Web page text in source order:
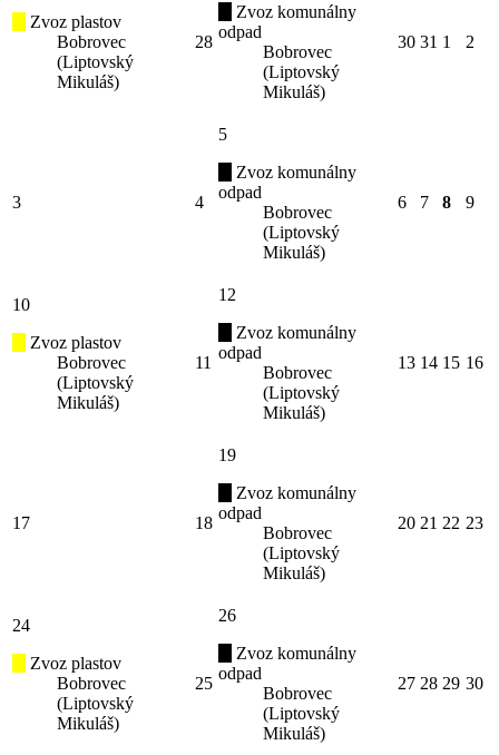
Zvoz plastov
Bobrovec
(Liptovský
Mikuláš)
28
Zvoz komunálny
odpad
Bobrovec
(Liptovský
Mikuláš)
30 31 1 2
3 4
5
Zvoz komunálny
odpad
Bobrovec
(Liptovský
Mikuláš)
6 7 8 9
10
Zvoz plastov
Bobrovec
(Liptovský
Mikuláš)
11
12
Zvoz komunálny
odpad
Bobrovec
(Liptovský
Mikuláš)
13 14 15 16
17 18
19
Zvoz komunálny
odpad
Bobrovec
(Liptovský
Mikuláš)
20 21 22 23
24
Zvoz plastov
Bobrovec
(Liptovský
Mikuláš)
25
26
Zvoz komunálny
odpad
Bobrovec
(Liptovský
Mikuláš)
27 28 29 30